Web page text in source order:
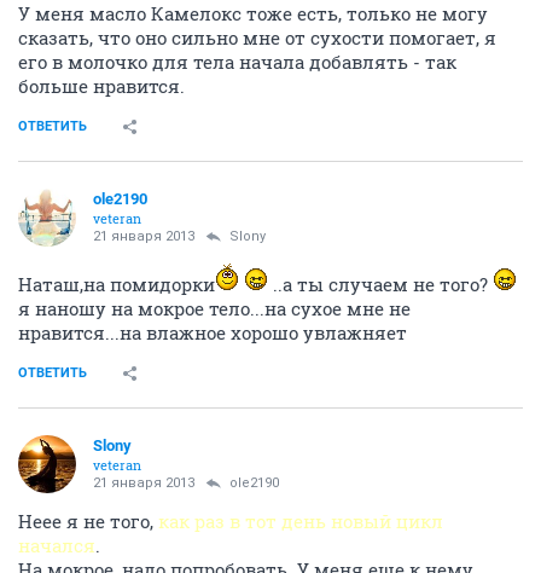
У меня масло Камелокс тоже есть, только не могу
сказать, что оно сильно мне от сухости помогает, я
его в молочко для тела начала добавлять - так
больше нравится.
ОТВЕТИТЬ
ole2190
veteran
21 января 2013 Slony
Наташ,на помидорки
..а ты случаем не того?
я наношу на мокрое тело...на сухое мне не
нравится...на влажное хорошо увлажняет
ОТВЕТИТЬ
Slony
veteran
21 января 2013 ole2190
Неее я не того, как раз в тот день новый цикл
начался.